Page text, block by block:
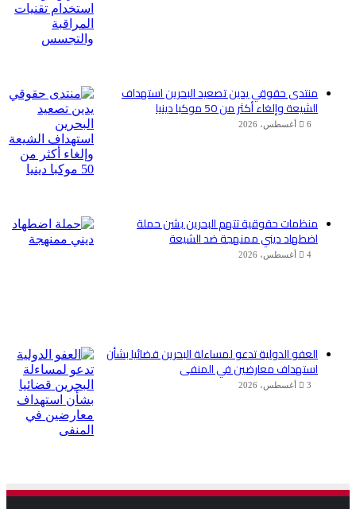
منتدى حقوقي يدين تصعيد البحرين استهداف
الشيعة وإلغاء أكثر من 50 موكبا دينيا
6 أغسطس، 2026
منظمات حقوقية تتهم البحرين بشن حملة
اضطهاد ديني ممنهجة ضد الشيعة
4 أغسطس، 2026
العفو الدولية تدعو لمساءلة البحرين قضائيا بشأن
استهداف معارضين في المنفى
3 أغسطس، 2026